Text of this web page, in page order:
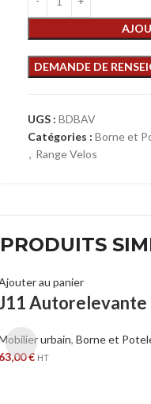
UGS : BDBAV
Catégories : Borne et
, Range Velos
PRODUITS
au panier
Autorelevante
urbain,Borne et
€ HT